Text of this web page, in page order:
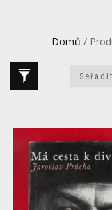
Domů /